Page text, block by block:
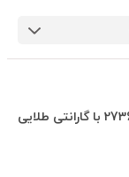
پیکور رونیکس صنعتی مدل 2736 با گارانتی طلایی